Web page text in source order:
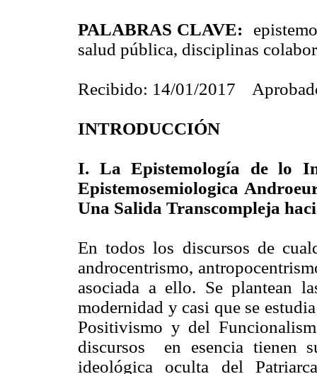
PALABRAS CLAVE:
salud pública, disciplinas
Recibido: 14/01/2017
INTRODUCCIÓN
I. La Epistemología de lo
Epistemosemiologica
Una Salida Transcompleja
En todos los discursos de
androcentrismo,
asociada a ello. Se plantean
modernidad y casi que se
Positivismo y del
discursos en esencia tienen
ideológica oculta del